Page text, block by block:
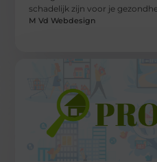
schadelijk zijn voor je
M Vd Webdesign